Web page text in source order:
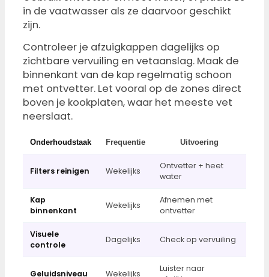
in de vaatwasser als ze daarvoor geschikt
zijn.
Controleer je afzuigkappen dagelijks op
zichtbare vervuiling en vetaanslag. Maak de
binnenkant van de kap regelmatig schoon
met ontvetter. Let vooral op de zones direct
boven je kookplaten, waar het meeste vet
neerslaat.
Onderhoudstaak Frequentie Uitvoering
Filters reinigen Wekelijks
Ontvetter + heet
water
Kap
binnenkant
Wekelijks
Afnemen met
ontvetter
Visuele
controle
Dagelijks Check op vervuiling
Geluidsniveau Wekelijks
Luister naar